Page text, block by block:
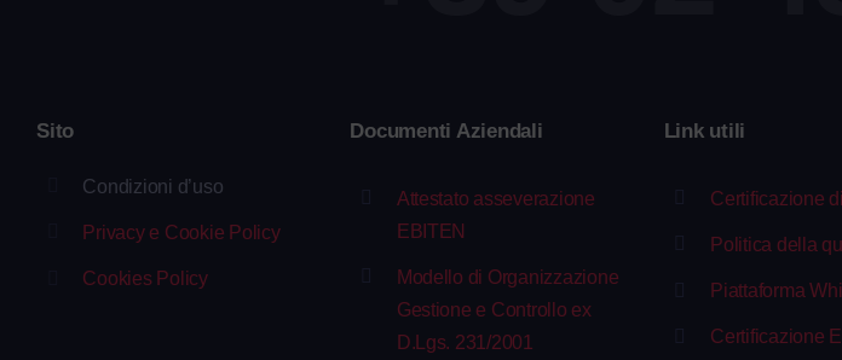
Sito
Condizioni d’uso
Privacy e Cookie Policy
Cookies Policy
Documenti Aziendali
Attestato asseverazione
EBITEN
Modello di Organizzazione
Gestione e Controllo ex
D.Lgs. 231/2001
Link utili
Certificazione
Politica della
Piattaforma
Certificazione